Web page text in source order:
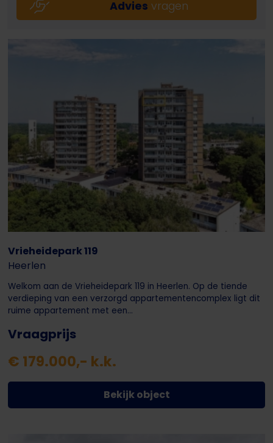
Advies vragen
Vrieheidepark 119
Heerlen
Welkom aan de Vrieheidepark 119 in Heerlen. Op de tiende
verdieping van een verzorgd appartementencomplex ligt dit
ruime appartement met een...
Vraagprijs
€ 179.000,- k.k.
Bekijk object